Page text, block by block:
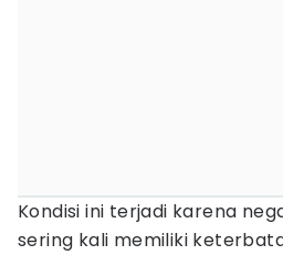
Kondisi ini terjadi karena
sering kali memiliki